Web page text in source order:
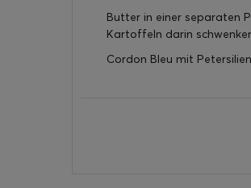
Butter in einer separaten
Kartoffeln darin
Cordon Bleu mit